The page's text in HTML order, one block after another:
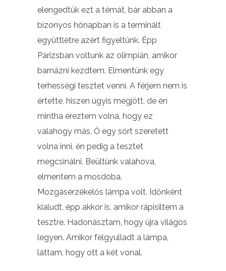
elengedtük ezt a témát, bár abban a
bizonyos hónapban is a terminált
együttlétre azért figyeltünk. Épp
Párizsban voltunk az olimpián, amikor
barnázni kezdtem. Elmentünk egy
terhességi tesztet venni. A férjem nem is
értette, hiszen úgyis megjött, de én
mintha éreztem volna, hogy ez
valahogy más. Ő egy sört szeretett
volna inni, én pedig a tesztet
megcsinálni. Beültünk valahova,
elmentem a mosdóba.
Mozgásérzékelős lámpa volt. Időnként
kialudt, épp akkor is, amikor rápisiltem a
tesztre. Hadonásztam, hogy újra világos
legyen. Amikor felgyulladt a lámpa,
láttam, hogy ott a két vonal.